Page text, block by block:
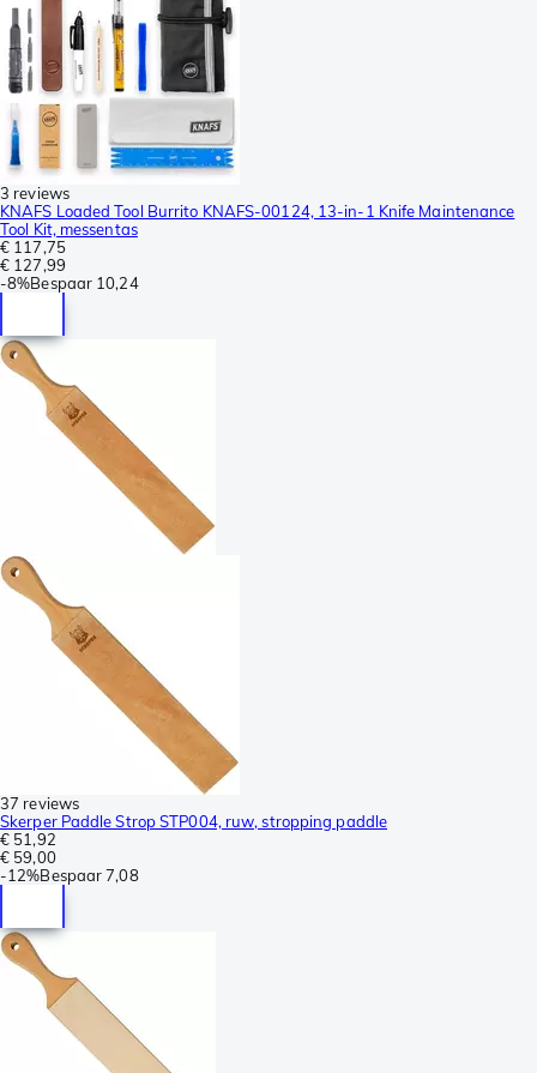
3 reviews
KNAFS Loaded Tool Burrito KNAFS-00124, 13-in-1 Knife Maintenance
Tool Kit, messentas
€ 117,75
€ 127,99
-8%Bespaar 10,24
37 reviews
Skerper Paddle Strop STP004, ruw, stropping paddle
€ 51,92
€ 59,00
-12%Bespaar 7,08